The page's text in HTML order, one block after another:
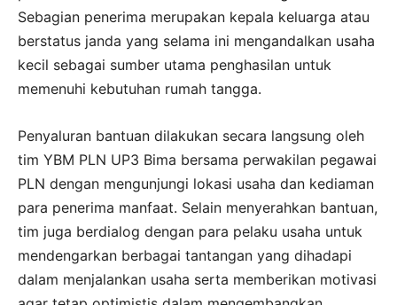
Sebagian penerima merupakan kepala keluarga atau
berstatus janda yang selama ini mengandalkan usaha
kecil sebagai sumber utama penghasilan untuk
memenuhi kebutuhan rumah tangga.
Penyaluran bantuan dilakukan secara langsung oleh
tim YBM PLN UP3 Bima bersama perwakilan pegawai
PLN dengan mengunjungi lokasi usaha dan kediaman
para penerima manfaat. Selain menyerahkan bantuan,
tim juga berdialog dengan para pelaku usaha untuk
mendengarkan berbagai tantangan yang dihadapi
dalam menjalankan usaha serta memberikan motivasi